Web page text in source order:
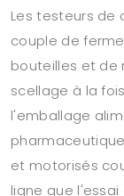
Les testeurs de
couple de
bouteilles et de
scellage à la
l'emballage
et motorisés
ligne que